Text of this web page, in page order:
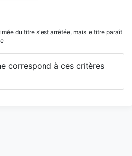
du titre s'est arrêtée, mais le titre paraît
correspond à ces critères